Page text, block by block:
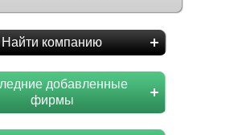
Найти компанию
добавленные
фирмы